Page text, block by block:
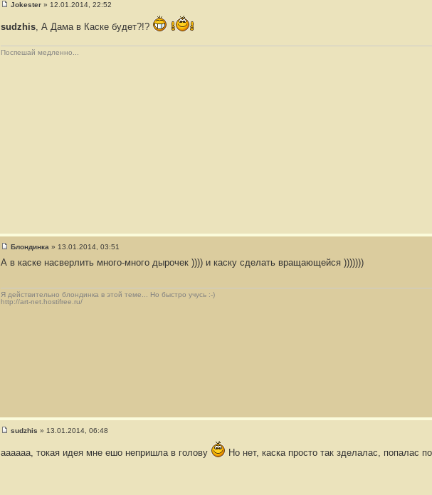
о
щ
е
Jokester » 12.01.2014, 22:52
sudzhis, А Дама в Каске будет?!?
Поспешай медленно...
о
щ
е
н
Блондинка » 13.01.2014, 03:51
А в каске насверлить много-много дырочек )))) и каску сделать вращающейся )))))))
Я действительно блондинка в этой теме... Но быстро учусь :-)
http://art-net.hostifree.ru/
о
sudzhis » 13.01.2014, 06:48
аааааа, токая идея мне ешо непришла в голову Но нет, каска просто так зделалас, попалас